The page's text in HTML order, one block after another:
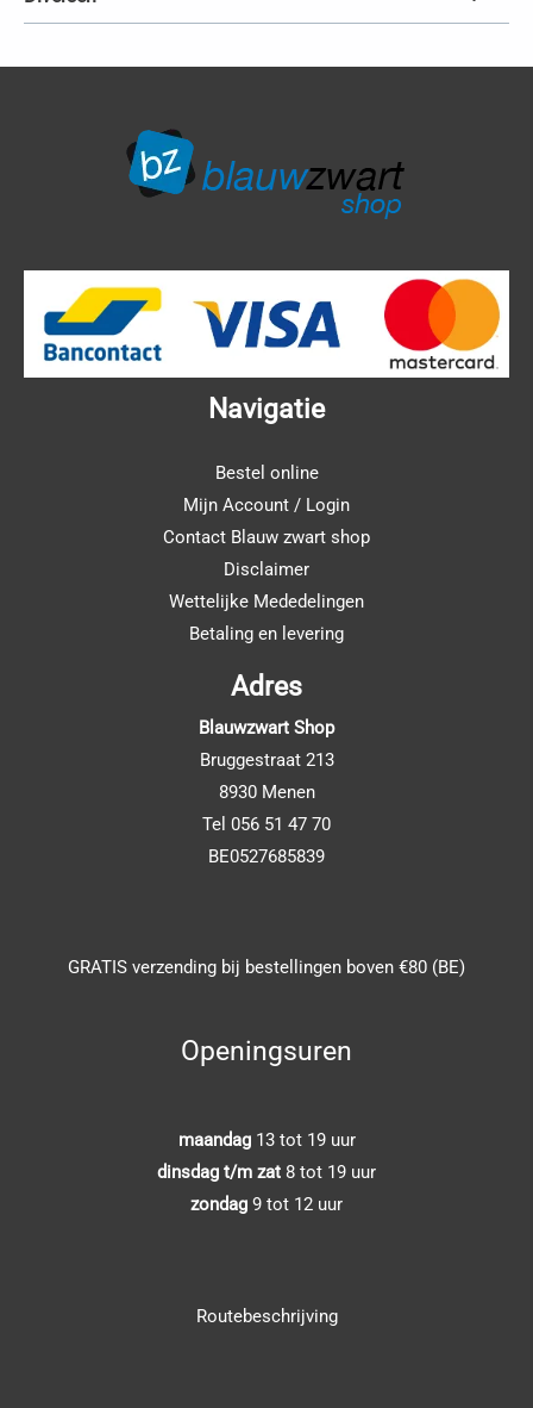
Navigatie
Bestel online
Mijn Account / Login
Contact Blauw zwart shop
Disclaimer
Wettelijke Mededelingen
Betaling en levering
Adres
Blauwzwart Shop
Bruggestraat 213
8930 Menen
Tel 056 51 47 70
BE0527685839
GRATIS verzending bij bestellingen boven €80 (BE)
Openingsuren
maandag 13 tot 19 uur
dinsdag t/m zat 8 tot 19 uur
zondag 9 tot 12 uur
Routebeschrijving